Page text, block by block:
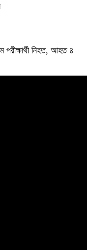
পরীক্ষার্থী নিহত, আহত ৪